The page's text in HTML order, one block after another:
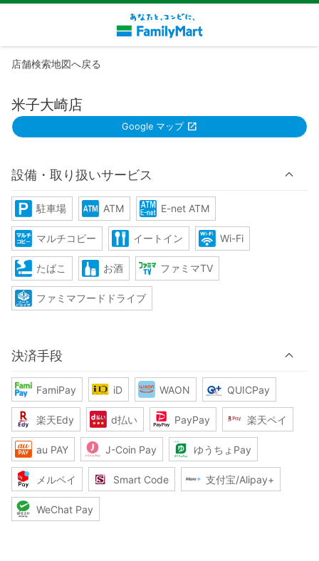
店舗検索地図へ戻る
米子大崎店
Google マップ
設備・取り扱いサービス
駐車場 ATM E-net ATM
マルチコピー イートイン Wi-Fi
たばこ お酒 ファミマTV
ファミマフードドライブ
決済手段
FamiPay iD WAON QUICPay
楽天Edy d払い PayPay 楽天ペイ
au PAY J-Coin Pay ゆうちょPay
メルペイ Smart Code 支付宝/Alipay+
WeChat Pay